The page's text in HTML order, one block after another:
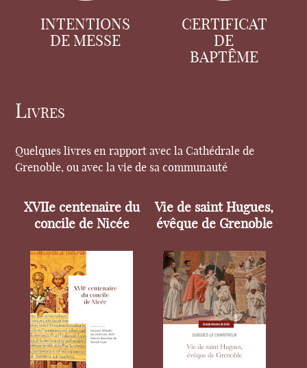
INTENTIONS
DE MESSE
CERTIFICAT
DE
BAPTÊME
Livres
Quelques livres en rapport avec la Cathédrale de
Grenoble, ou avec la vie de sa communauté
XVIIe centenaire du
concile de Nicée
Vie de saint Hugues,
évêque de Grenoble